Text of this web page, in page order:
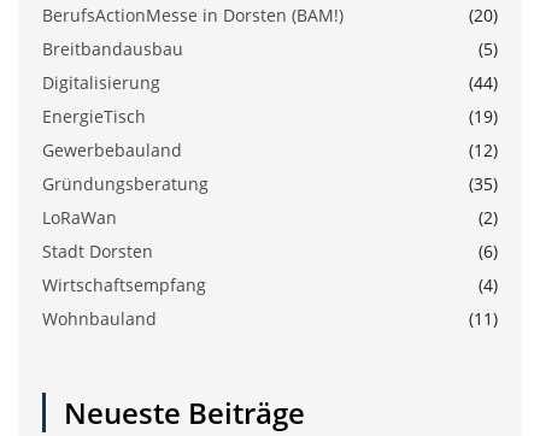
BerufsActionMesse in Dorsten (BAM!)
(20)
Breitbandausbau
(5)
Digitalisierung
(44)
EnergieTisch
(19)
Gewerbebauland
(12)
Gründungsberatung
(35)
LoRaWan
(2)
Stadt Dorsten
(6)
Wirtschaftsempfang
(4)
Wohnbauland
(11)
Neueste Beiträge